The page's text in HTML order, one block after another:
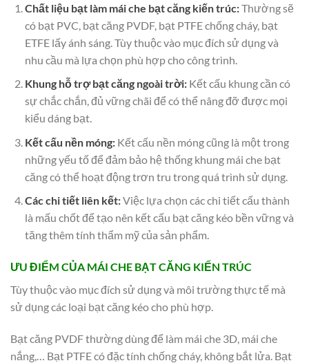
Chất liệu bạt làm mái che bạt căng kiến trúc:Thường sẽ
có bạt PVC, bạt căng PVDF, bạt PTFE chống cháy, bạt
ETFE lấy ánh sáng. Tùy thuộc vào mục đích sử dụng và
nhu cầu mà lựa chọn phù hợp cho công trình.
Khung hỗ trợ bạt căng ngoài trời: Kết cấu khung cần có
sự chắc chắn, đủ vững chãi để có thể nâng đỡ được mọi
kiểu dáng bạt.
Kết cấu nền móng: Kết cấu nền móng cũng là một trong
những yếu tố để đảm bảo hệ thống khung mái che bạt
căng có thể hoạt động trơn tru trong quá trình sử dụng.
Các chi tiết liên kết:Việc lựa chọn các chi tiết cấu thành
là mấu chốt để tạo nên kết cấu bạt căng kéo bền vững và
tăng thêm tính thẩm mỹ của sản phẩm.
ƯU ĐIỂM CỦA MÁI CHE BẠT CĂNG KIẾN TRÚC
Tùy thuộc vào mục đích sử dụng và môi trường thực tế mà
sử dụng các loại bạt căng kéo cho phù hợp.
Bạt căng PVDF thường dùng để làm mái che 3D, mái che
nắng,… Bạt PTFE có đặc tính chống cháy, không bắt lửa. Bạt